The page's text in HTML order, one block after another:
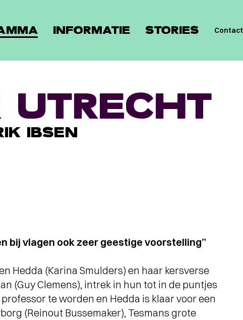
INFORMATIE STORIES Contact
UTRECHT
IBSEN
bij vlagen ook zeer geestige voorstelling”
Hedda (Karina Smulders) en haar kersverse
(Guy Clemens), intrek in hun tot in de puntjes
te worden en Hedda is klaar voor een
(Reinout Bussemaker), Tesmans grote